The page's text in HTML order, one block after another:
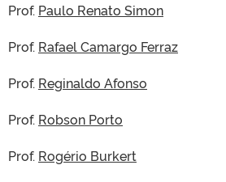
Prof. Paulo Renato Simon
Prof. Rafael Camargo Ferraz
Prof. Reginaldo Afonso
Prof. Robson Porto
Prof. Rogério Burkert